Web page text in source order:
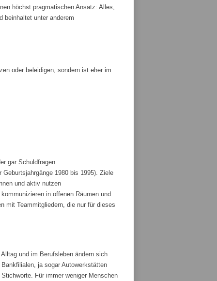
höchst pragmatischen Ansatz: Alles,
beinhaltet unter anderem
oder beleidigen, sondern ist eher im
gar Schuldfragen.
1980 bis 1995). Ziele
und aktiv nutzen
in offenen Räumen und
mit Teammitgliedern, die nur für dieses
und im Berufsleben ändern sich
ja sogar Autowerkstätten
Für immer weniger Menschen